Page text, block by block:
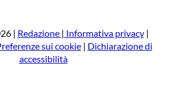
a
| Redazione | Informativa privacy|
sui cookie| Dichiarazione di
accessibilità